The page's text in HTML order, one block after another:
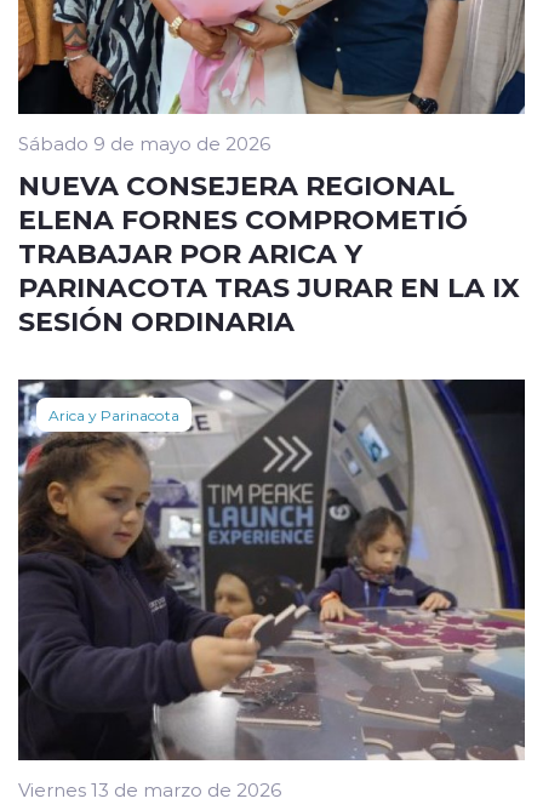
Sábado 9 de mayo de 2026
NUEVA CONSEJERA REGIONAL
ELENA FORNES COMPROMETIÓ
TRABAJAR POR ARICA Y
PARINACOTA TRAS JURAR EN LA IX
SESIÓN ORDINARIA
Arica y Parinacota
Viernes 13 de marzo de 2026